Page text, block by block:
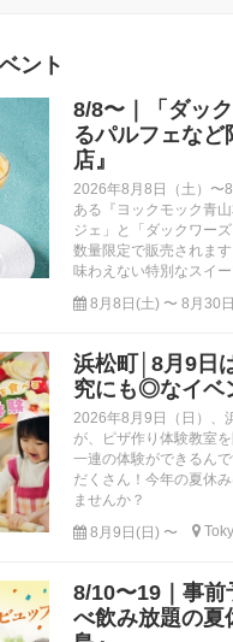
ント
8/8〜｜「ダッ
るパルフェな
店』
2026年8月8日（土）〜
ある『ヨックモック青
ジェ」と「ダックワー
数量限定で販売されま
味わえない特別なスイー
8月8日(土) 〜 8月30
浜松町│8月9日
究にも◎なイベ
2026年8月9日（日）、
が、ピザ作り体験教室
一連の体験ができるん
だくさん！今年の夏休
ませんか？
8月9日(日) 〜
8/10〜19｜事
べ飲み放題の